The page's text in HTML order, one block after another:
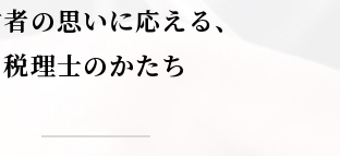
の思いに応える、
税理士のかたち